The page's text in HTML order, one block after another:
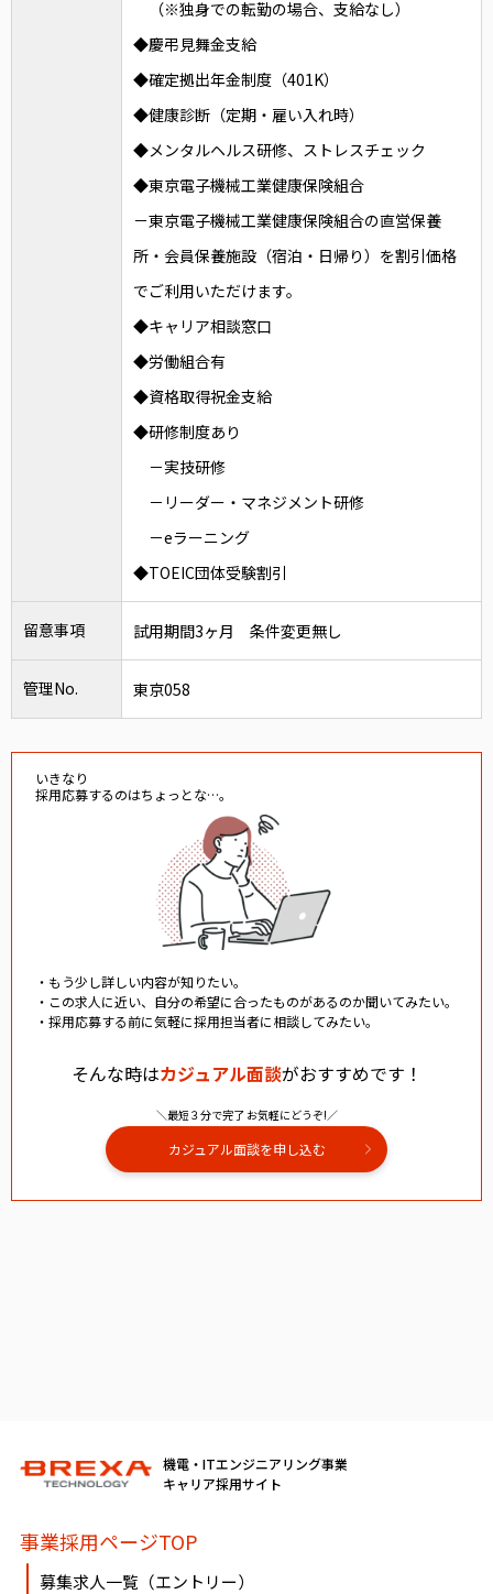
（※独身での転勤の場合、支給なし）
◆慶弔見舞金支給
◆確定拠出年金制度（401K）
◆健康診断（定期・雇い入れ時）
◆メンタルヘルス研修、ストレスチェック
◆東京電子機械工業健康保険組合
－東京電子機械工業健康保険組合の直営保養
所・会員保養施設（宿泊・日帰り）を割引価格
でご利用いただけます。
◆キャリア相談窓口
◆労働組合有
◆資格取得祝金支給
◆研修制度あり
－実技研修
－リーダー・マネジメント研修
－eラーニング
◆TOEIC団体受験割引
留意事項 試用期間3ヶ月 条件変更無し
管理No. 東京058
いきなり
採用応募するのはちょっとな…。
・もう少し詳しい内容が知りたい。
・この求人に近い、自分の希望に合ったものがあるのか聞いてみたい。
・採用応募する前に気軽に採用担当者に相談してみたい。
そんな時はカジュアル面談がおすすめです！
＼最短３分で完了 お気軽にどうぞ!／
カジュアル面談を申し込む
機電・ITエンジニアリング事業
キャリア採用サイト
事業採用ページTOP
募集求人一覧（エントリー）